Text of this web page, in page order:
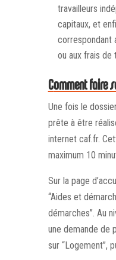
travailleurs
capitaux, et
correspondant
ou aux frais de
Comment faire
Une fois le
prête à être
internet caf.fr.
maximum 10
Sur la page
“Aides et
démarches”. Au
une demande de
sur “Logement”,